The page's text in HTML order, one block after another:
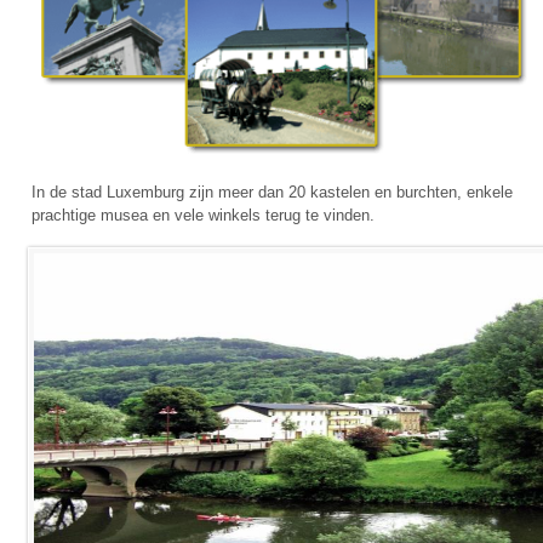
In de stad Luxemburg zijn meer dan 20 kastelen en burchten, enkele
prachtige musea en vele winkels terug te vinden.